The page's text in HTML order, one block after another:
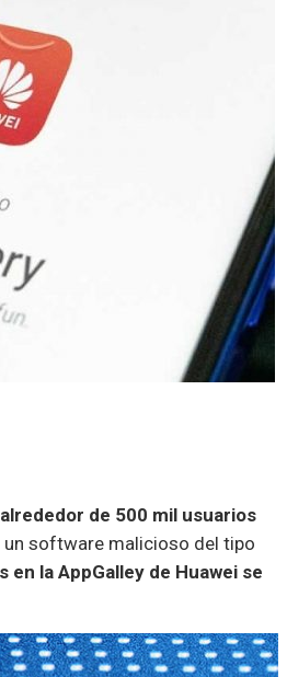
alrededor de 500 mil usuarios
software malicioso del tipo
la AppGalley de Huawei se